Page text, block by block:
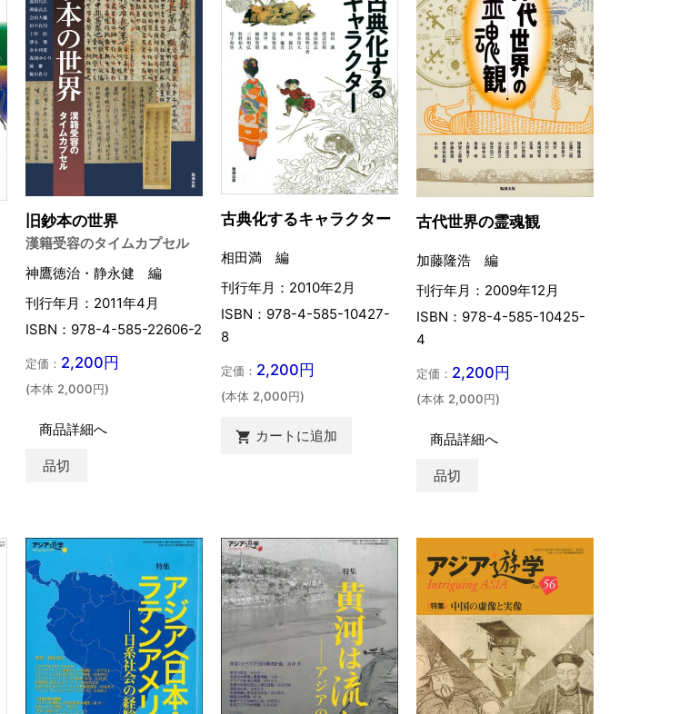
旧鈔本の世界
漢籍受容のタイムカプセル
神鷹徳治・静永健 編
刊行年月：2011年4月
ISBN：978-4-585-22606-2
定価： 2,200円
(本体 2,000円)
商品詳細へ
品切
古典化するキャラクター
相田満 編
刊行年月：2010年2月
ISBN：978-4-585-10427-
8
定価： 2,200円
(本体 2,000円)
 カートに追加
古代世界の霊魂観
加藤隆浩 編
刊行年月：2009年12月
ISBN：978-4-585-10425-
4
定価： 2,200円
(本体 2,000円)
商品詳細へ
品切